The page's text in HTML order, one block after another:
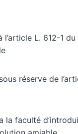
l’article L. 612-1
réserve de
la faculté